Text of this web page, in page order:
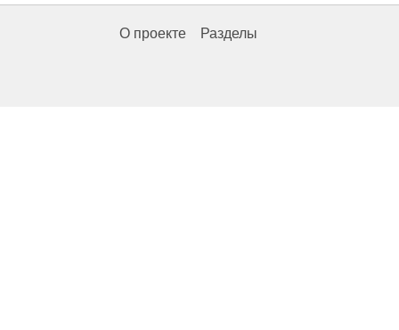
О проекте Разделы